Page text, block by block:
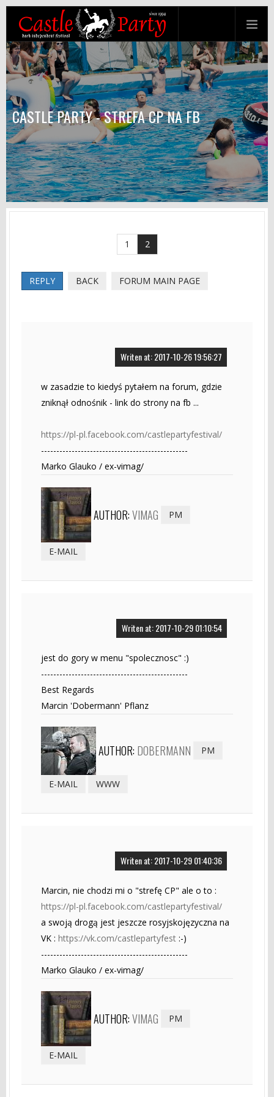
CASTLE PARTY - STREFA CP NA FB
1 2
REPLY BACK FORUM MAIN PAGE
Writen at: 2017-10-26 19:56:27
w zasadzie to kiedyś pytałem na forum, gdzie
zniknął odnośnik - link do strony na fb ...
https://pl-pl.facebook.com/castlepartyfestival/
------------------------------------------------
Marko Glauko / ex-vimag/
AUTHOR:VIMAG PM
E-MAIL
Writen at: 2017-10-29 01:10:54
jest do gory w menu "spolecznosc" :)
------------------------------------------------
Best Regards
Marcin 'Dobermann' Pflanz
AUTHOR: DOBERMANN PM
E-MAIL WWW
Writen at: 2017-10-29 01:40:36
Marcin, nie chodzi mi o "strefę CP" ale o to :
https://pl-pl.facebook.com/castlepartyfestival/
a swoją drogą jest jeszcze rosyjskojęzyczna na
VK : https://vk.com/castlepartyfest :-)
------------------------------------------------
Marko Glauko / ex-vimag/
AUTHOR:VIMAG PM
E-MAIL